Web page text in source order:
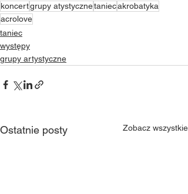
koncertgrupy atystycznetaniecakrobatyka
acrolove
taniec
występy
grupy artystyczne
Ostatnie posty Zobacz wszystkie